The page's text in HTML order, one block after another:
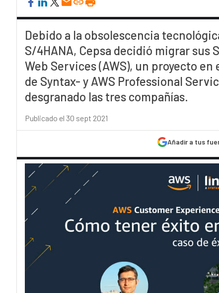
Debido a la obsolescencia
S/4HANA, Cepsa decidió migrar sus
Web Services (AWS), un proyecto
de Syntax- y AWS Professional
desgranado las tres compañías.
Publicado el 30 sept 2021
Añadir a tus